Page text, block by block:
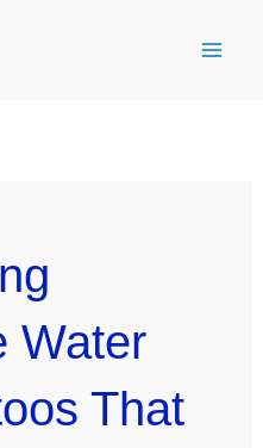
Water
That